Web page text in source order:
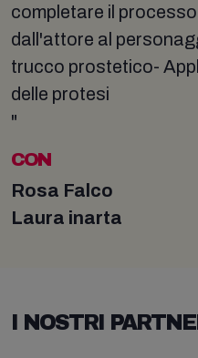
completare il
dall'attore al
trucco prostetico-
delle protesi
"
CON
Rosa Falco
Laura inarta
I NOSTRI